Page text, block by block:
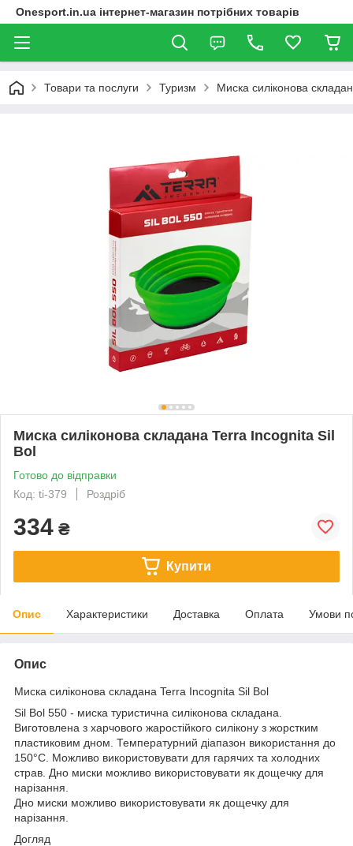
Onesport.in.ua інтернет-магазин потрібних товарів
Товари та послуги Туризм Миска силіконова
Миска силіконова складана Terra Incognita Sil
Bol
Готово до відправки
Код: ti-379
Роздріб
334 ₴
Купити
Опис Характеристики Доставка Оплата Умови
Опис
Миска силіконова складана Terra Incognita Sil Bol
Sil Bol 550 - миска туристична силіконова складана.
Виготовлена з харчового жаростійкого силікону з жорстким
пластиковим дном. Температурний діапазон використання до
150°С. Можливо використовувати для гарячих та холодних
страв. Дно миски можливо використовувати як дощечку для
нарізання.
Дно миски можливо використовувати як дощечку для
нарізання.
Догляд